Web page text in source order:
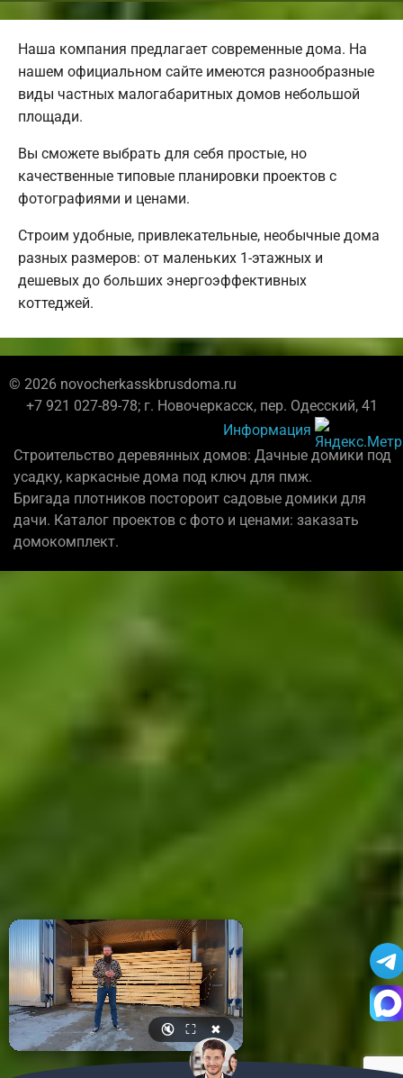
Наша компания предлагает современные дома. На
нашем официальном сайте имеются разнообразные
виды частных малогабаритных домов небольшой
площади.
Вы сможете выбрать для себя простые, но
качественные типовые планировки проектов с
фотографиями и ценами.
Строим удобные, привлекательные, необычные дома
разных размеров: от маленьких 1-этажных и
дешевых до больших энергоэффективных
коттеджей.
© 2026 novocherkasskbrusdoma.ru
+7 921 027-89-78; г. Новочеркасск, пер. Одесский, 41
Информация
Строительство деревянных домов: Дачные домики под
усадку, каркасные дома под ключ для пмж.
Бригада плотников постороит садовые домики для
дачи. Каталог проектов с фото и ценами: заказать
домокомплект.
🔇 ⛶ ✖